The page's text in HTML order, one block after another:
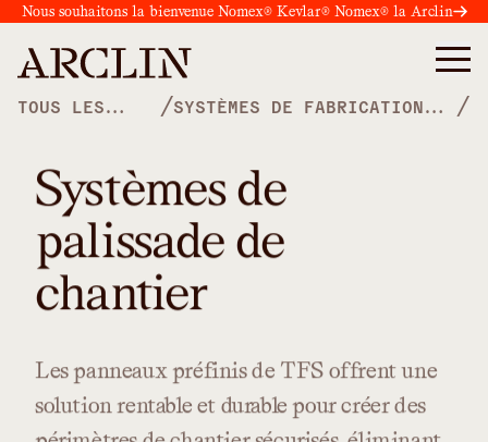
Nous souhaitons la bienvenue Nomex® Kevlar® Nomex® la Arclin
TOUS LES
/SYSTÈMES DE FABRICATION
/
Systèmes de
palissade de
chantier
Les panneaux préfinisde TFS offrentune
solution rentable et durable pourcréerdes